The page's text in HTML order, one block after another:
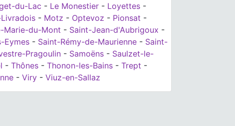
du-Lac - Le Monestier - Loyettes -
- Motz - Optevoz - Pionsat -
Marie-du-Mont - Saint-Jean-d'Aubrigoux -
Eymes - Saint-Rémy-de-Maurienne - Saint-
Pragoulin - Samoëns - Saulzet-le-
- Thônes - Thonon-les-Bains - Trept -
- Viry - Viuz-en-Sallaz